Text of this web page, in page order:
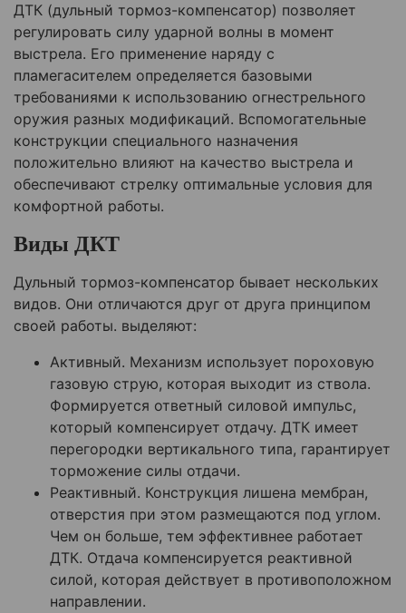
ДТК (дульный тормоз-компенсатор) позволяет
регулировать силу ударной волны в момент
выстрела. Его применение наряду с
пламегасителем определяется базовыми
требованиями к использованию огнестрельного
оружия разных модификаций. Вспомогательные
конструкции специального назначения
положительно влияют на качество выстрела и
обеспечивают стрелку оптимальные условия для
комфортной работы.
Виды ДКТ
Дульный тормоз-компенсатор бывает нескольких
видов. Они отличаются друг от друга принципом
своей работы. выделяют:
Активный. Механизм использует пороховую
газовую струю, которая выходит из ствола.
Формируется ответный силовой импульс,
который компенсирует отдачу. ДТК имеет
перегородки вертикального типа, гарантирует
торможение силы отдачи.
Реактивный. Конструкция лишена мембран,
отверстия при этом размещаются под углом.
Чем он больше, тем эффективнее работает
ДТК. Отдача компенсируется реактивной
силой, которая действует в противоположном
направлении.